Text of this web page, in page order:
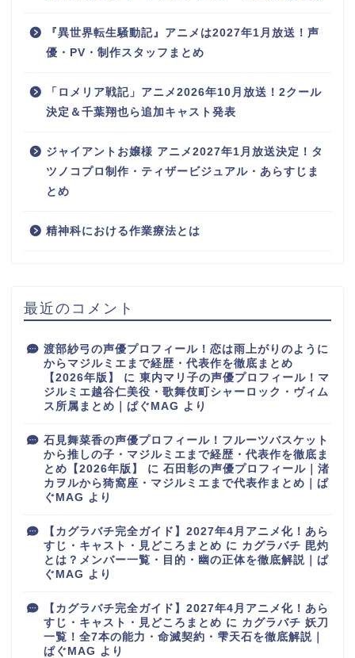
『異世界転生騒動記』アニメは2027年1月放送！声
優・PV・制作スタッフまとめ
「ロメリア戦記」アニメ2026年10月放送！2クール
決定＆千葉翔也ら追加キャスト発表
ジャイアントお嬢様 アニメ2027年1月放送決定！タ
ツノコプロ制作・ティザービジュアル・あらすじま
とめ
精神科における作業療法とは
最近のコメント
渡部紗弓の声優プロフィール！恋は雨上がりのように
からマジルミエまで経歴・代表作を徹底まとめ
【2026年版】
に 東内マリ子の声優プロフィール！マ
ジルミエ越谷仁美役・歌舞伎町シャーロック・ヴィム
ス所属まとめ｜ぱぐMAG より
石見舞菜香の声優プロフィール！フルーツバスケット
から推しの子・マジルミエまで経歴・代表作を徹底ま
とめ【2026年版】
に 石田彰の声優プロフィール｜渚
カヲルから猗窩座・マジルミエまで代表作まとめ｜ぱ
ぐMAG より
【カグラバチ完全ガイド】2027年4月アニメ化！あら
すじ・キャスト・見どころまとめ に カグラバチ 毘灼
とは？メンバー一覧・目的・幽の正体を徹底解説｜ぱ
ぐMAG より
【カグラバチ完全ガイド】2027年4月アニメ化！あら
すじ・キャスト・見どころまとめ に カグラバチ 妖刀
一覧！全7本の能力・命滅契約・雫天石を徹底解説｜
ぱぐMAG より